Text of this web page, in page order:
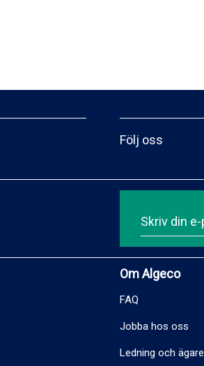
Följ oss
Om Algeco
FAQ
Jobba hos oss
Ledning och ägare